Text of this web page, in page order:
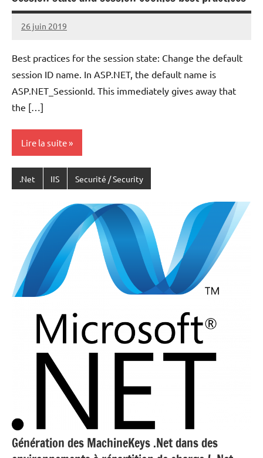
26 juin 2019
Laurent
ACKER
Best practices for the session state: Change the default
session ID name. In ASP.NET, the default name is
ASP.NET_SessionId. This immediately gives away that
the […]
Lire la suite
.Net IIS Securité / Security
Génération des MachineKeys .Net dans des